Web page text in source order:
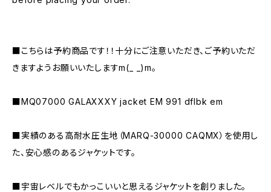
■こちらは予約商品です！！十分にご注意いただき、ご予約いただ
きますようお願いいたしますm(_ _)m。
■MQ07000 GALAXXXY jacket EM 991 dflbk em
■実績のある高耐水圧生地（MARQ-30000 CAQMX）を使用し
た、安心感のあるジャケットです。
■宇宙レベルでもかっこいいと思えるジャケットを創りました。